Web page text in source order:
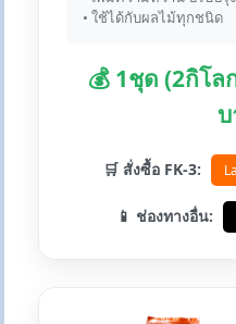
• ใช้ได้กับผลไม้ทุกชนิด
💰 1ชุด (2กิโล
🛒 สั่งซื้อ FK-3:
📱 ช่องทางอื่น: